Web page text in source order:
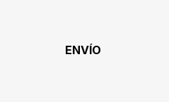
ENVÍO